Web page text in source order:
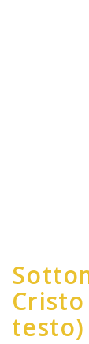
Cristo
testo)